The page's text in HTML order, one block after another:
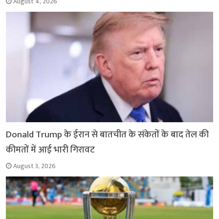
Donald Trump के ईरान से बातचीत के संकेतों के बाद तेल की
कीमतों में आई भारी गिरावट
August 3, 2026